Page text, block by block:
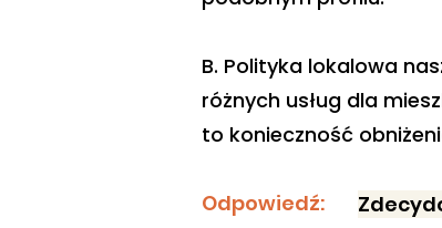
B. Polityka lokalowa
różnych usług dla
to konieczność
Odpowiedź: